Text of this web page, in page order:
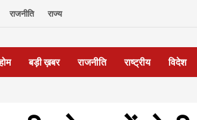
राजनीति राज्य
बड़ी ख़बर राजनीति राष्ट्रीय विदेश